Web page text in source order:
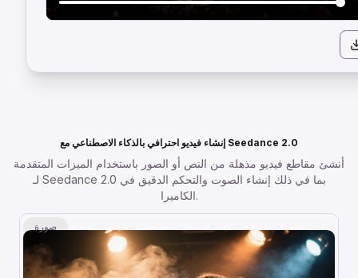
إنشاء فيديو احترافي بالذكاء الاصطناعي مع Seedance 2.0
أنشئ مقاطع فيديو مذهلة من النص أو الصور باستخدام الميزات المتقدمة
لـ Seedance 2.0 بما في ذلك إنشاء الصوت والتحكم الدقيق في
الكاميرا.
صورة